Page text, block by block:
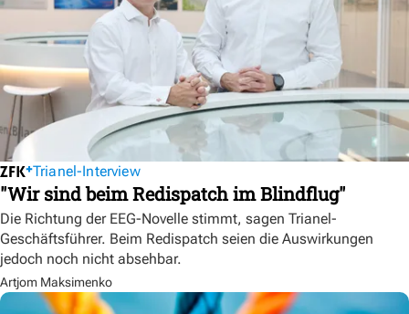
Trianel-Interview
"Wir sind beim Redispatch im Blindflug"
Die Richtung der EEG-Novelle stimmt, sagen Trianel-
Geschäftsführer. Beim Redispatch seien die Auswirkungen
jedoch noch nicht absehbar.
Artjom Maksimenko